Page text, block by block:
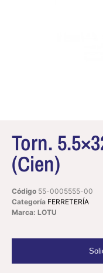
Torn.
(Cien)
Código 55-0005555-00
Categoría FERRETERÍA
Marca: LOTU